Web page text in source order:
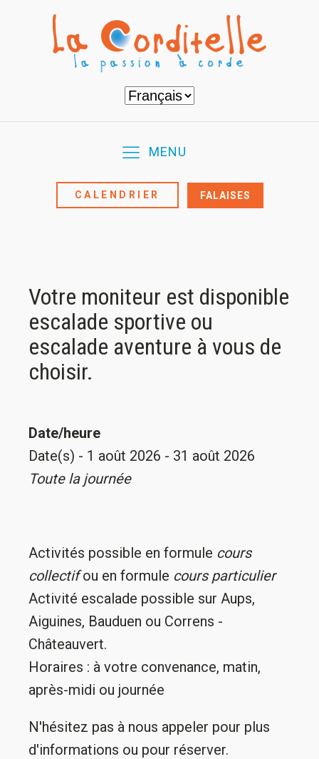
Choisir
une
MENU
CALENDRIER FALAISES
Votre moniteur est disponible
escalade sportive ou
escalade aventure à vous de
choisir.
Date/heure
Date(s) - 1 août 2026 - 31 août 2026
Toute la journée
Activités possible en formule cours
collectifou en formule cours particulier
Activité escalade possible sur Aups,
Aiguines, Bauduen ou Correns -
Châteauvert.
Horaires : à votre convenance, matin,
après-midi ou journée
N'hésitez pas à nous appeler pour plus
d'informations ou pour réserver.